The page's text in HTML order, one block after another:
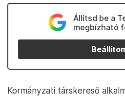
Állítsd be a
megbízható
Kormányzati társkereső